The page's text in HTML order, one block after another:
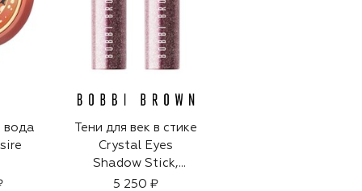
вода
Тени для век в стике
Crystal Eyes
Shadow Stick,
оттенок Brilliant
5 250 ₽